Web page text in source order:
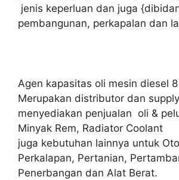
jenis keperluan dan juga
pembangunan, perkapalan dan
Agen kapasitas oli mesin diesel 8
Merupakan distributor dan
menyediakan penjualan oli &
Minyak Rem, Radiator Coolant
juga kebutuhan lainnya untuk
Perkalapan, Pertanian,
Penerbangan dan Alat Berat.